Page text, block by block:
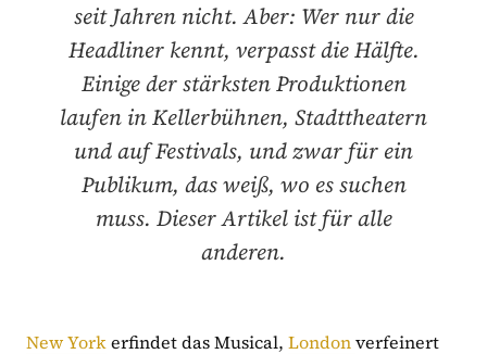
seit Jahren nicht. Aber: Wer nur die
Headliner kennt, verpasst die Hälfte.
Einige der stärksten Produktionen
laufen in Kellerbühnen, Stadttheatern
und auf Festivals, und zwar für ein
Publikum, das weiß, wo es suchen
muss. Dieser Artikel ist für alle
anderen.
New Yorkerfindet das Musical, Londonverfeinert